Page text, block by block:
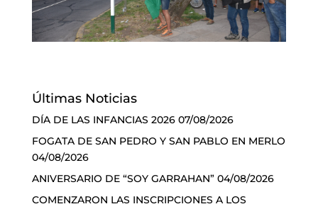
Últimas Noticias
DÍA DE LAS INFANCIAS 2026 07/08/2026
FOGATA DE SAN PEDRO Y SAN PABLO EN MERLO
04/08/2026
ANIVERSARIO DE “SOY GARRAHAN” 04/08/2026
COMENZARON LAS INSCRIPCIONES A LOS